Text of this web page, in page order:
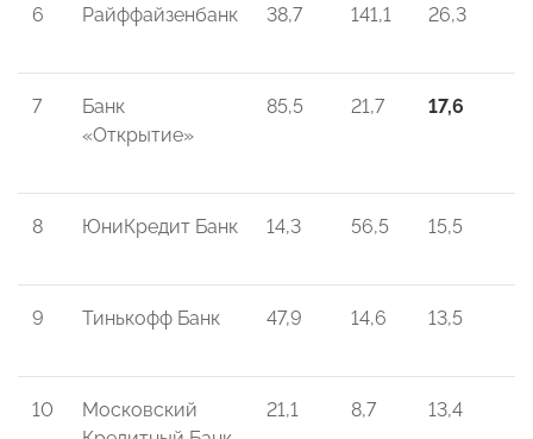
6 Райффайзенбанк 38,7 141,1 26,3
7
Банк
«Открытие»
85,5 21,7 17,6
8 ЮниКредит Банк 14,3 56,5 15,5
9 Тинькофф Банк 47,9 14,6 13,5
10
Московский
21,1 8,7 13,4